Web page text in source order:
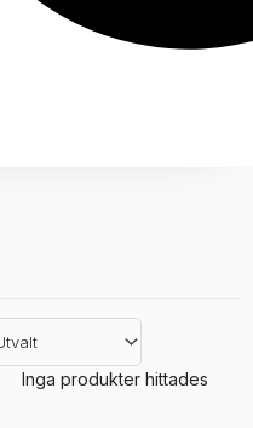
Inga produkter hittades